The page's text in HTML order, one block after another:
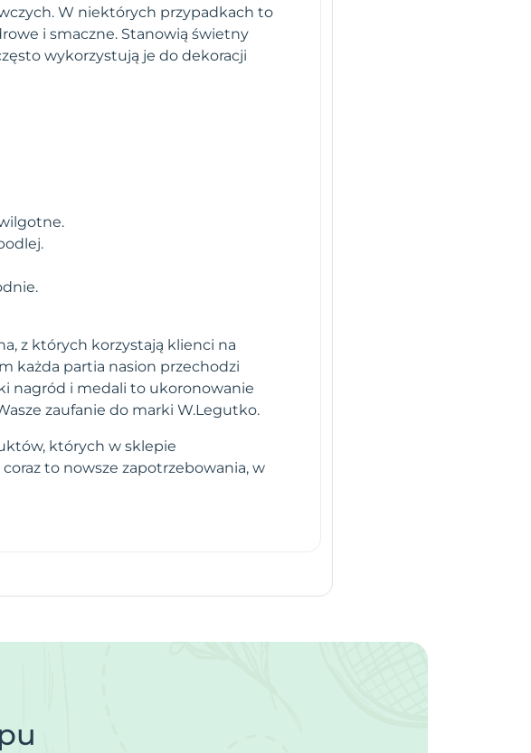
W niektórych przypadkach to
i smaczne. Stanowią świetny
wykorzystują je do dekoracji
z których korzystają klienci na
każda partia nasion przechodzi
nagród i medali to ukoronowanie
zaufanie do marki W.Legutko.
których w sklepie
to nowsze zapotrzebowania, w